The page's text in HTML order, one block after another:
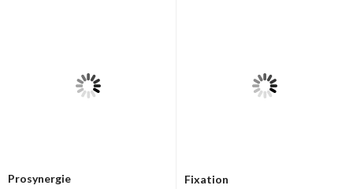
Prosynergie
Fixation